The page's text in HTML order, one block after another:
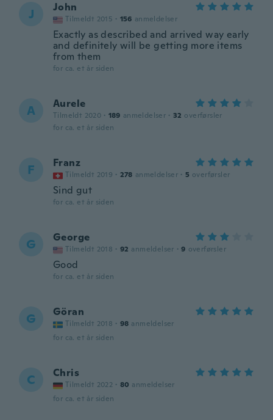
J John
Tilmeldt 2015 · 156 anmeldelser
Exactly as described and arrived way early
and definitely will be getting more items
from them
for ca. et år siden
A Aurele
Tilmeldt 2020 · 189 anmeldelser · 32 overførsler
for ca. et år siden
F Franz
Tilmeldt 2019 · 278 anmeldelser · 5 overførsler
Sind gut
for ca. et år siden
G George
Tilmeldt 2018 · 92 anmeldelser · 9 overførsler
Good
for ca. et år siden
G Göran
Tilmeldt 2018 · 98 anmeldelser
for ca. et år siden
C Chris
Tilmeldt 2022 · 80 anmeldelser
for ca. et år siden